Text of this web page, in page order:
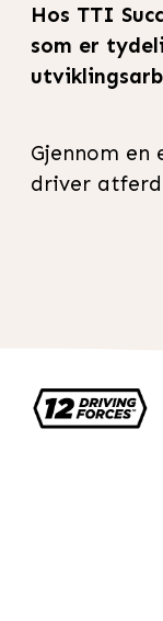
Hos TTI
som er
Gjennom en
driver